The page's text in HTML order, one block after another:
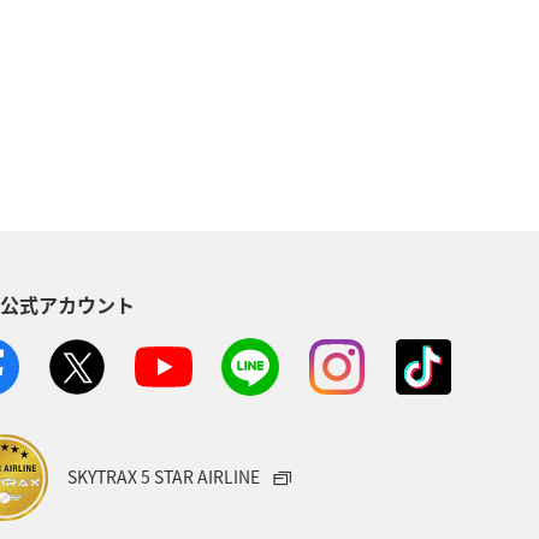
式アカウント
SKYTRAX 5 STAR AIRLINE